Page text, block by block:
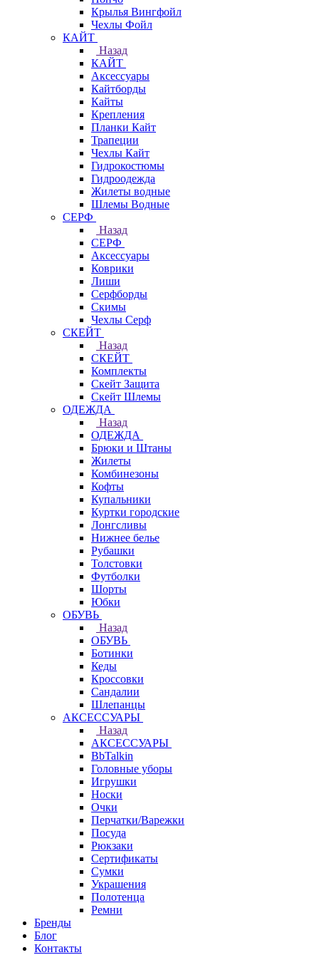
Крылья Вингфойл
Чехлы Фойл
КАЙТ
Назад
КАЙТ
Аксессуары
Кайтборды
Кайты
Крепления
Планки Кайт
Трапеции
Чехлы Кайт
Гидрокостюмы
Гидроодежда
Жилеты водные
Шлемы Водные
СЕРФ
Назад
СЕРФ
Аксессуары
Коврики
Лиши
Серфборды
Скимы
Чехлы Cерф
СКЕЙТ
Назад
СКЕЙТ
Комплекты
Скейт Защита
Скейт Шлемы
ОДЕЖДА
Назад
ОДЕЖДА
Брюки и Штаны
Жилеты
Комбинезоны
Кофты
Купальники
Куртки городские
Лонгсливы
Нижнее белье
Рубашки
Толстовки
Футболки
Шорты
Юбки
ОБУВЬ
Назад
ОБУВЬ
Ботинки
Кеды
Кроссовки
Сандалии
Шлепанцы
АКСЕССУАРЫ
Назад
АКСЕССУАРЫ
BbTalkin
Головные уборы
Игрушки
Носки
Очки
Перчатки/Варежки
Посуда
Рюкзаки
Сертификаты
Сумки
Украшения
Полотенца
Ремни
Бренды
Блог
Контакты